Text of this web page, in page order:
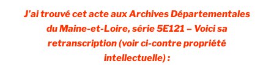
J’ai trouvé cet acte aux Archives Départementales
du Maine-et-Loire, série 5E121 – Voici sa
retranscription (voir ci-contre propriété
intellectuelle) :